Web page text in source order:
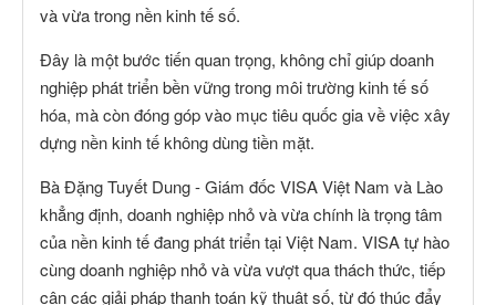
và vừa trong nền kinh tế số.
Đây là một bước tiến quan trọng, không chỉ giúp doanh
nghiệp phát triển bền vững trong môi trường kinh tế số
hóa, mà còn đóng góp vào mục tiêu quốc gia về việc xây
dựng nền kinh tế không dùng tiền mặt.
Bà Đặng Tuyết Dung - Giám đốc VISA Việt Nam và Lào
khẳng định, doanh nghiệp nhỏ và vừa chính là trọng tâm
của nền kinh tế đang phát triển tại Việt Nam. VISA tự hào
cùng doanh nghiệp nhỏ và vừa vượt qua thách thức, tiếp
cận các giải pháp thanh toán kỹ thuật số, từ đó thúc đẩy